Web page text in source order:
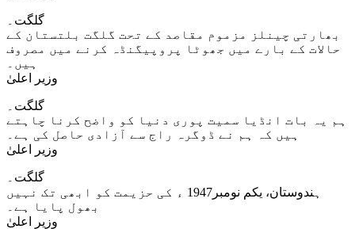
گلگت۔
بھارتی چینلز مزموم مقاصد کے تحت گلگت بلتستان کے
حالات کے بارے میں جھوٹا پروپیگنڈہ کرنے میں مصروف
ہیں۔
وزیر اعلیٰ
گلگت۔
ہم یہ بات انڈیا سمیت پوری دنیا کو واضح کرنا چاہتے
ہیں کہ ہم نے ڈوگرہ راج سے آزادی حاصل کی ہے۔
وزیر اعلیٰ
گلگت۔
ہندوستان، یکم نومبر1947 ء کی حزیمت کو ابھی تک نہیں
بھول پایا ہے۔
وزیر اعلیٰ